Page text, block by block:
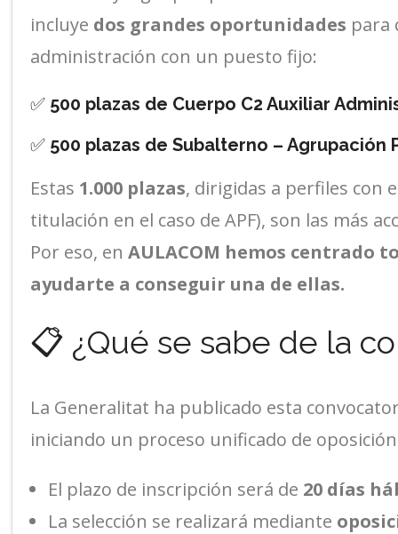
incluye dos grandes oportunidades para
administración con un puesto fijo:
✅ 500 plazas de Cuerpo C2 Auxiliar
✅ 500 plazas de Subalterno – Agrupación
Estas 1.000 plazas, dirigidas a perfiles con
titulación en el caso de APF), son las más
Por eso, en AULACOM hemos centrado
ayudarte a conseguir una de ellas.
📋 ¿Qué se sabe de la
La Generalitat ha publicado esta
iniciando un proceso unificado de
El plazo de inscripción será de 20 días
La selección se realizará mediante